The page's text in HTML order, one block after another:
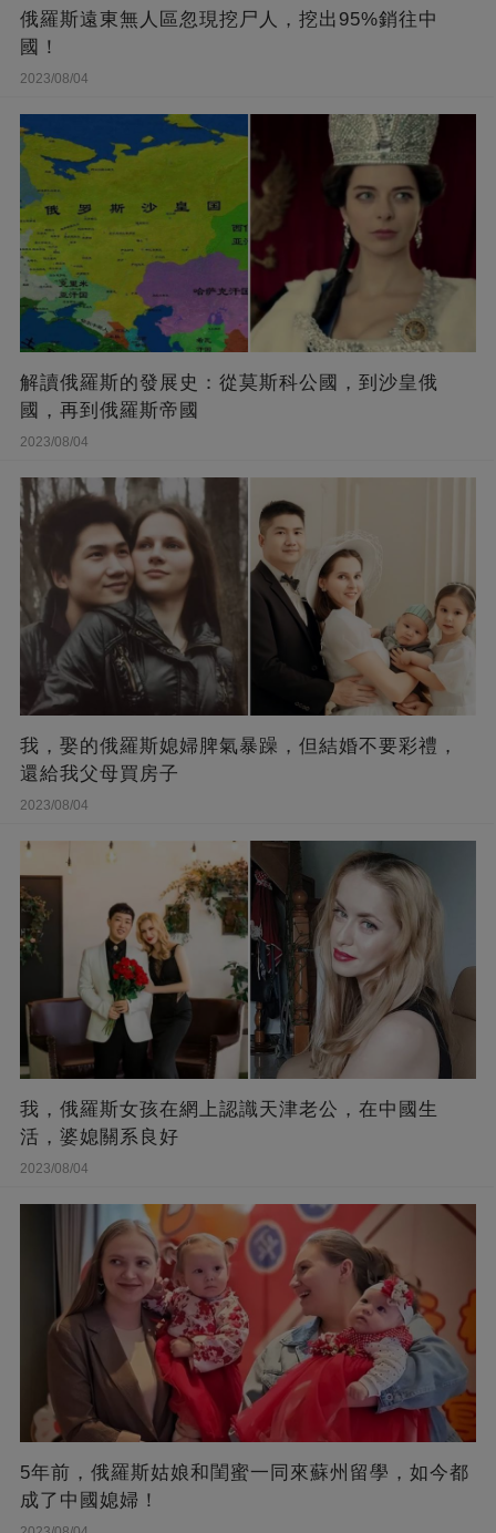
俄羅斯遠東無人區忽現挖尸人，挖出95%銷往中
國！
2023/08/04
解讀俄羅斯的發展史：從莫斯科公國，到沙皇俄
國，再到俄羅斯帝國
2023/08/04
我，娶的俄羅斯媳婦脾氣暴躁，但結婚不要彩禮，
還給我父母買房子
2023/08/04
我，俄羅斯女孩在網上認識天津老公，在中國生
活，婆媳關系良好
2023/08/04
5年前，俄羅斯姑娘和閨蜜一同來蘇州留學，如今都
成了中國媳婦！